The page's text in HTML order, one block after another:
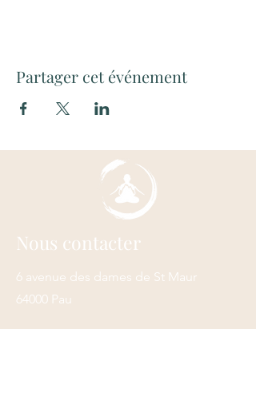
Partager cet événement
Nous contacter
6 avenue des dames de St Maur
64000 Pau